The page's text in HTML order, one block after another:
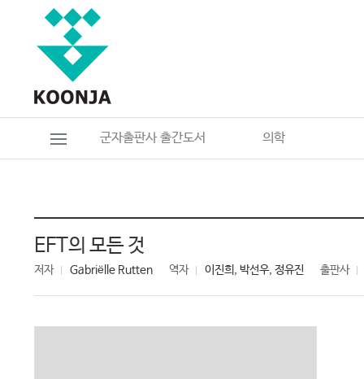
군자출판사 출간도서 의학
EFT의 모든 것
저자 Gabriëlle Rutten 역자 이진희, 박선우, 정유진 출판사